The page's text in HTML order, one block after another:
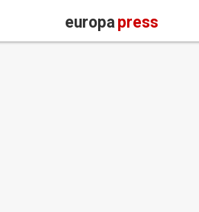
europapress